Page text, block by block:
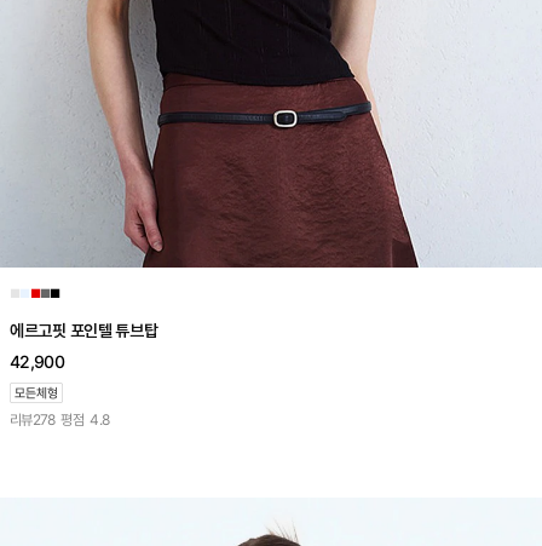
■■■
에르고핏 포인텔 튜브탑
42,900
리뷰278 평점 4.8